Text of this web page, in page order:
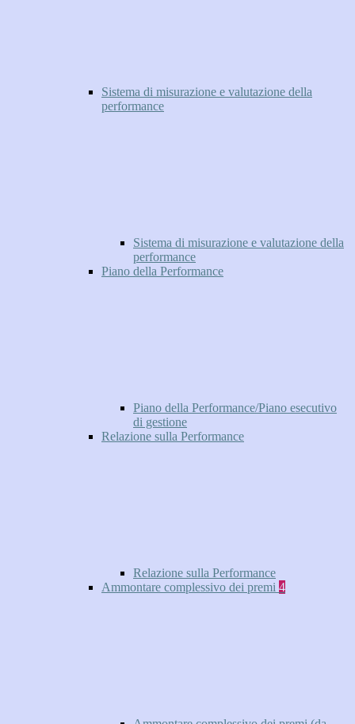
Sistema di misurazione e valutazione della
performance
Sistema di misurazione e valutazione della
performance
Piano della Performance
Piano della Performance/Piano esecutivo
di gestione
Relazione sulla Performance
Relazione sulla Performance
Ammontare complessivo dei premi 4